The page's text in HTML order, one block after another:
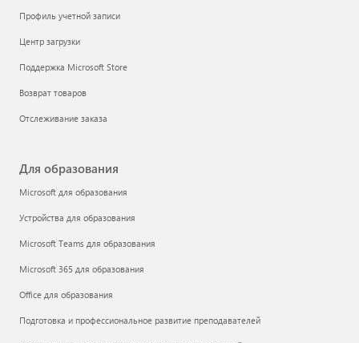
Профиль учетной записи
Центр загрузки
Поддержка Microsoft Store
Возврат товаров
Отслеживание заказа
Для образования
Microsoft для образования
Устройства для образования
Microsoft Teams для образования
Microsoft 365 для образования
Office для образования
Подготовка и профессиональное развитие преподавателей